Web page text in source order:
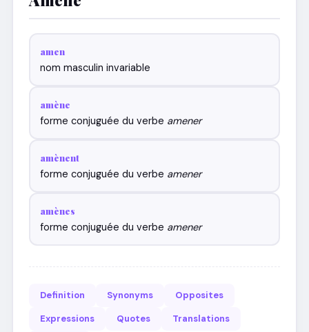
amen
nom masculin invariable
amène
forme conjuguée du verbe amener
amènent
forme conjuguée du verbe amener
amènes
forme conjuguée du verbe amener
Definition Synonyms
Opposites
Expressions
Quotes
Translations